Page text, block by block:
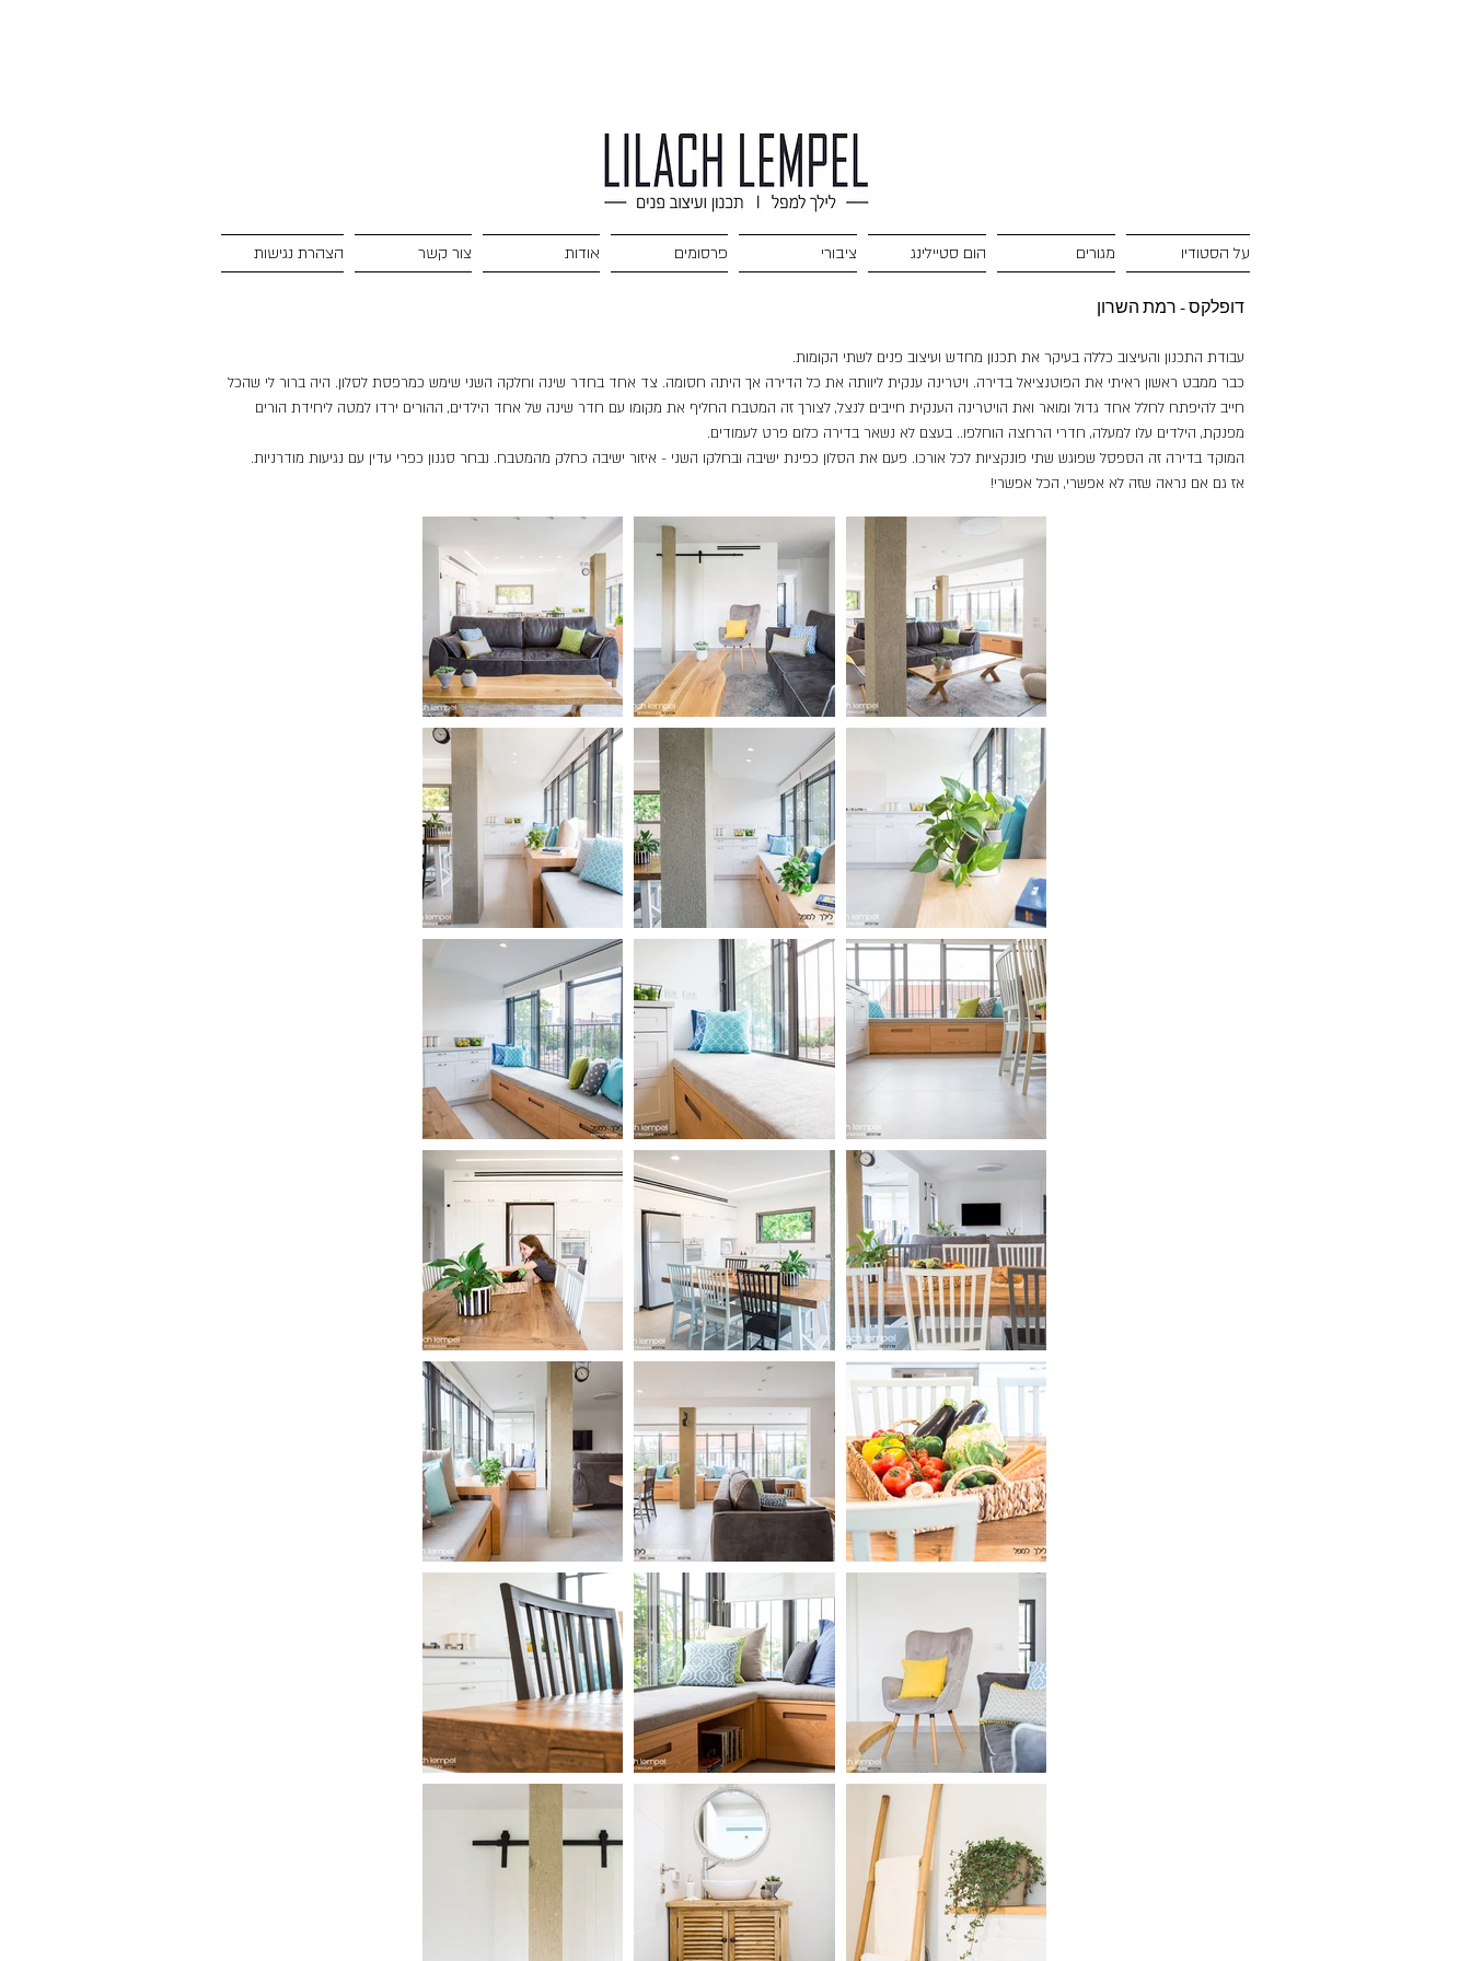
על הסטודיו מגורים הום סטיילינג ציבורי פרסומים אודות צור קשר הצהרת נגישות
דופלקס - רמת השרון
עבודת התכנון והעיצוב כללה בעיקר את תכנון מחדש ועיצוב פנים לשתי הקומות.
כבר ממבט ראשון ראיתי את הפוטנציאל בדירה. ויטרינה ענקית ליוותה את כל הדירה אך היתה חסומה. צד אחד בחדר שינה וחלקה השני שימש כמרפסת לסלון. היה ברור לי שהכל
חייב להיפתח לחלל אחד גדול ומואר ואת הויטרינה הענקית חייבים לנצל, לצורך זה המטבח החליף את מקומו עם חדר שינה של אחד הילדים, ההורים ירדו למטה ליחידת הורים
מפנקת, הילדים עלו למעלה, חדרי הרחצה הוחלפו.. בעצם לא נשאר בדירה כלום פרט לעמודים.
המוקד בדירה זה הספסל שפוגש שתי פונקציות לכל אורכו. פעם את הסלון כפינת ישיבה ובחלקו השני - איזור ישיבה כחלק מהמטבח. נבחר סגנון כפרי עדין עם נגיעות מודרניות.
אז גם אם נראה שזה לא אפשרי, הכל אפשרי!